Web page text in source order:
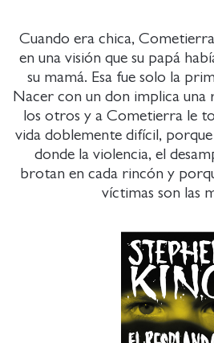
Cuando era chica,
en una visión que su papá
su mamá. Esa fue solo la
Nacer con un don implica una
los otros y a Cometierra le
vida doblemente difícil,
donde la violencia, el
brotan en cada rincón y
víctimas son las